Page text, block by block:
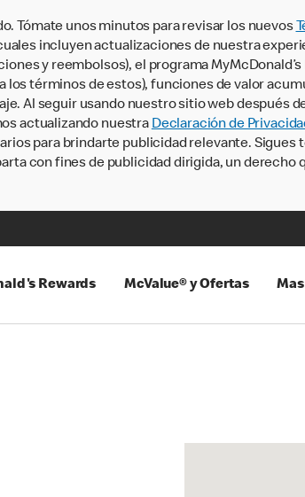
Tómate unos minutos para revisar los nuevos
incluyen actualizaciones de nuestra
y reembolsos), el programa
los términos de estos), funciones de valor
Al seguir usando nuestro sitio web después
actualizando nuestra Declaración de
para brindarte publicidad relevante. Sigues
con fines de publicidad dirigida, un derecho
Rewards McValue® y Ofertas Mas